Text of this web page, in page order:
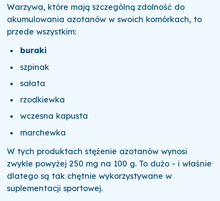
Warzywa, które mają szczególną zdolność do
akumulowania azotanów w swoich komórkach, to
przede wszystkim:
buraki
szpinak
sałata
rzodkiewka
wczesna kapusta
marchewka
W tych produktach stężenie azotanów wynosi
zwykle powyżej 250 mg na 100 g. To dużo - i właśnie
dlatego są tak chętnie wykorzystywane w
suplementacji sportowej.